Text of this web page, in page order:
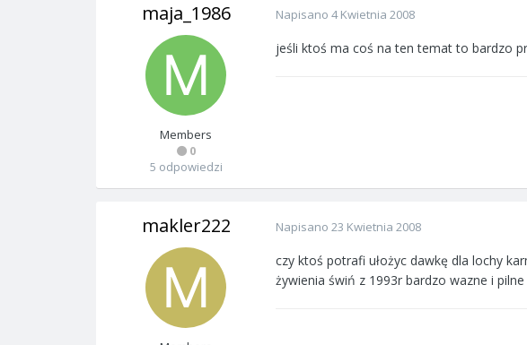
maja_1986
Members
0
5 odpowiedzi
Napisano 4 Kwietnia 2008
jeśli ktoś ma coś na ten temat to bardzo
makler222 Napisano 23 Kwietnia 2008
czy ktoś potrafi ułożyc dawkę dla lochy
żywienia świń z 1993r bardzo wazne i